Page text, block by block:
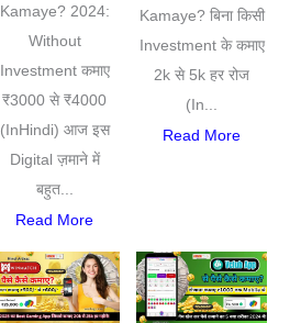
Kamaye? 2024:
Without
Investment कमाए
₹3000 से ₹4000
(InHindi) आज इस
Digital ज़माने में
बहुत...
Read More
Kamaye? बिना किसी
Investment के कमाए
2k से 5k हर रोज
(In...
Read More